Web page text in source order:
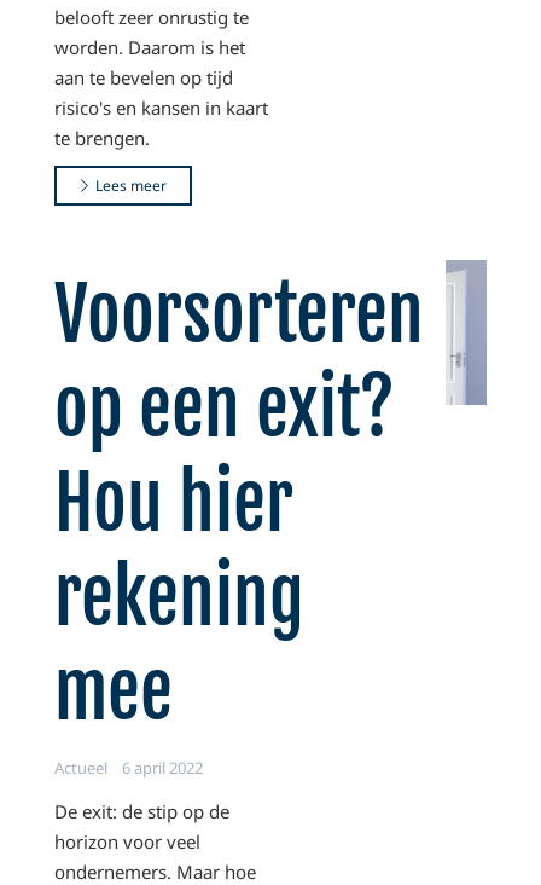
belooft zeer onrustig te
worden. Daarom is het
aan te bevelen op tijd
risico's en kansen in kaart
te brengen.
Lees meer
Voorsorteren
op een exit?
Hou hier
rekening
mee
Actueel 6 april 2022
De exit: de stip op de
horizon voor veel
ondernemers. Maar hoe